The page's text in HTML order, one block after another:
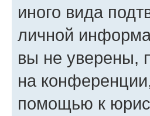
иного вида
личной
вы не уверены,
на
помощью к